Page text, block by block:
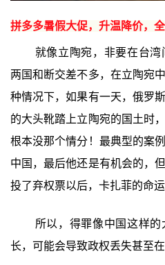
拼多多暑假大促，升温降价，
就像立陶宛，非要在台
两国和断交差不多，在立陶宛
种情况下，如果有一天，俄罗
的大头靴踏上立陶宛的国土时
根本没那个情分！最典型的案
中国，最后他还是有机会的，
投了弃权票以后，卡扎菲的命运
所以，得罪像中国这样
长，可能会导致政权丢失甚至